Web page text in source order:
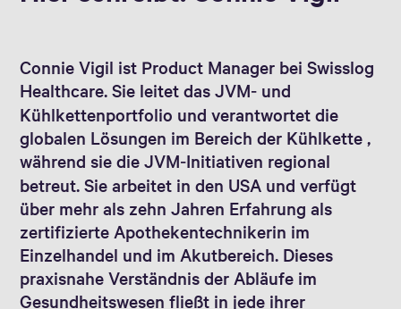
Connie Vigil ist Product Manager bei Swisslog
Healthcare. Sie leitet das JVM‑ und
Kühlkettenportfolio und verantwortet die
globalen Lösungen im Bereich der Kühlkette ,
während sie die JVM‑Initiativen regional
betreut. Sie arbeitet in den USA und verfügt
über mehr als zehn Jahren Erfahrung als
zertifizierte Apothekentechnikerin im
Einzelhandel und im Akutbereich. Dieses
praxisnahe Verständnis der Abläufe im
Gesundheitswesen fließt in jede ihrer